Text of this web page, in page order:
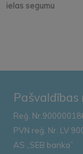
ielas segumu
Pašvaldības
Reģ.
PVN reģ. Nr. LV
AS „SEB banka”